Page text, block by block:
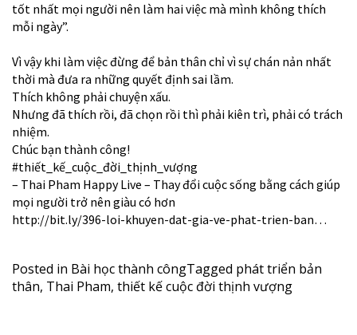
tốt nhất mọi người nên làm hai việc mà mình không thích
mỗi ngày”.
Vì vậy khi làm việc đừng để bản thân chỉ vì sự chán nản nhất
thời mà đưa ra những quyết định sai lầm.
Thích không phải chuyện xấu.
Nhưng đã thích rồi, đã chọn rồi thì phải kiên trì, phải có trách
nhiệm.
Chúc bạn thành công!
#thiết_kế_cuộc_đời_thịnh_vượng
– Thai Pham Happy Live – Thay đổi cuộc sống bằng cách giúp
mọi người trở nên giàu có hơn
http://bit.ly/396-loi-khuyen-dat-gia-ve-phat-trien-ban…
Posted in Bài học thành côngTagged phát triển bản
thân, Thai Pham, thiết kế cuộc đời thịnh vượng